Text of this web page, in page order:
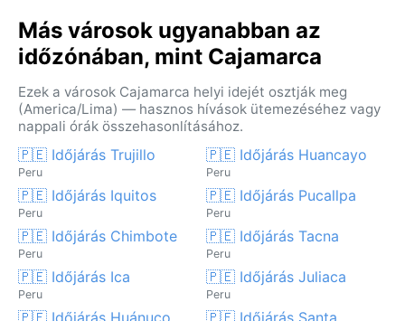
Más városok ugyanabban az
időzónában, mint Cajamarca
Ezek a városok Cajamarca helyi idejét osztják meg
(America/Lima) — hasznos hívások ütemezéséhez vagy
nappali órák összehasonlításához.
🇵🇪 Időjárás Trujillo
Peru
🇵🇪 Időjárás Huancayo
Peru
🇵🇪 Időjárás Iquitos
Peru
🇵🇪 Időjárás Pucallpa
Peru
🇵🇪 Időjárás Chimbote
Peru
🇵🇪 Időjárás Tacna
Peru
🇵🇪 Időjárás Ica
Peru
🇵🇪 Időjárás Juliaca
Peru
🇵🇪 Időjárás Huánuco 🇵🇪 Időjárás Santa